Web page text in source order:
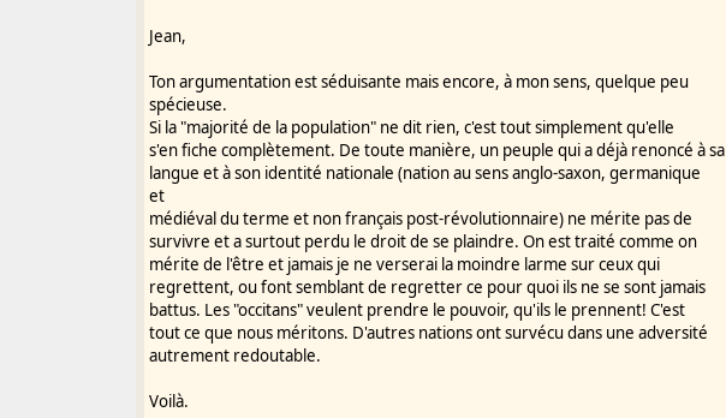
Jean,
Ton argumentation est séduisante mais encore, à mon sens, quelque peu
spécieuse.
Si la "majorité de la population" ne dit rien, c'est tout simplement qu'elle
s'en fiche complètement. De toute manière, un peuple qui a déjà renoncé à sa
langue et à son identité nationale (nation au sens anglo-saxon, germanique
et
médiéval du terme et non français post-révolutionnaire) ne mérite pas de
survivre et a surtout perdu le droit de se plaindre. On est traité comme on
mérite de l'être et jamais je ne verserai la moindre larme sur ceux qui
regrettent, ou font semblant de regretter ce pour quoi ils ne se sont jamais
battus. Les "occitans" veulent prendre le pouvoir, qu'ils le prennent! C'est
tout ce que nous méritons. D'autres nations ont survécu dans une adversité
autrement redoutable.
Voilà.